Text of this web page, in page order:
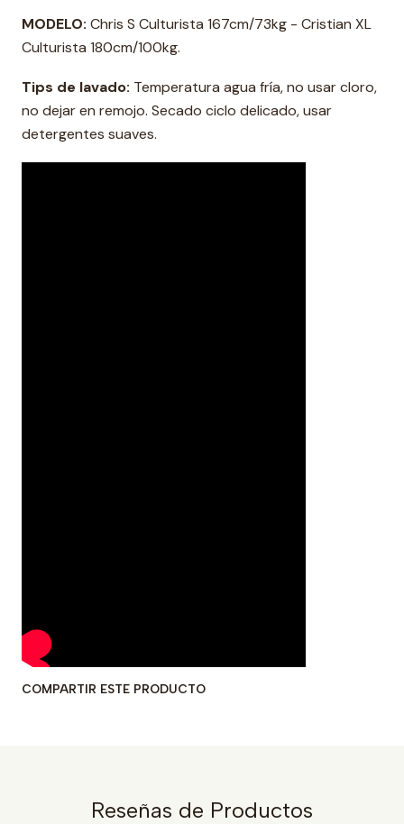
MODELO: Chris S Culturista 167cm/73kg - Cristian XL
Culturista 180cm/100kg.
Tips de lavado: Temperatura agua fría, no usar cloro,
no dejar en remojo. Secado ciclo delicado, usar
detergentes suaves.
COMPARTIR ESTE PRODUCTO
Reseñas de Productos